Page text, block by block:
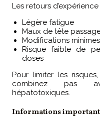
Les retours
Légère fatigue
Maux de tête
Modifications
Risque faible de
doses
Pour limiter les
combinez pas
hépatotoxiques.
Informations